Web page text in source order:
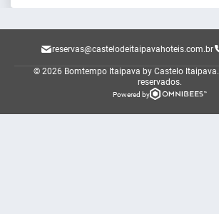
reservas@castelodeitaipavahoteis.com.br
© 2026 Bomtempo Itaipava by Castelo Itaipava.
reservados.
Powered by